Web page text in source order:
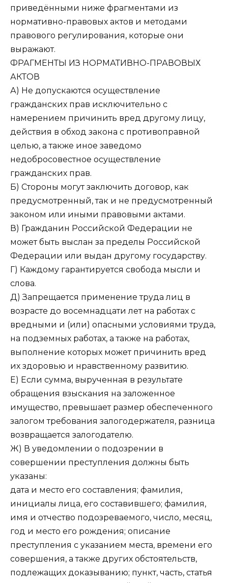
приведёнными ниже фрагментами из
нормативно-правовых актов и методами
правового регулирования, которые они
выражают.
ФРАГМЕНТЫ ИЗ НОРМАТИВНО-ПРАВОВЫХ
АКТОВ
А) Не допускаются осуществление
гражданских прав исключительно с
намерением причинить вред другому лицу,
действия в обход закона с противоправной
целью, а также иное заведомо
недобросовестное осуществление
гражданских прав.
Б) Стороны могут заключить договор, как
предусмотренный, так и не предусмотренный
законом или иными правовыми актами.
В) Гражданин Российской Федерации не
может быть выслан за пределы Российской
Федерации или выдан другому государству.
Г) Каждому гарантируется свобода мысли и
слова.
Д) Запрещается применение труда лиц в
возрасте до восемнадцати лет на работах с
вредными и (или) опасными условиями труда,
на подземных работах, а также на работах,
выполнение которых может причинить вред
их здоровью и нравственному развитию.
Е) Если сумма, вырученная в результате
обращения взыскания на заложенное
имущество, превышает размер обеспеченного
залогом требования залогодержателя, разница
возвращается залогодателю.
Ж) В уведомлении о подозрении в
совершении преступления должны быть
указаны:
дата и место его составления; фамилия,
инициалы лица, его составившего; фамилия,
имя и отчество подозреваемого, число, месяц,
год и место его рождения; описание
преступления с указанием места, времени его
совершения, а также других обстоятельств,
подлежащих доказыванию; пункт, часть, статья